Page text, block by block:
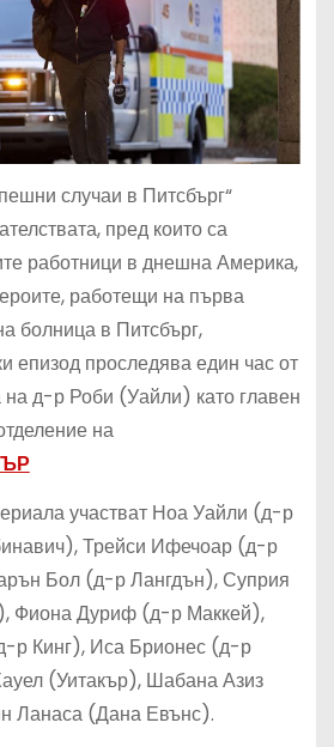
случаи в Питсбърг“
пред които са
работници в днешна Америка,
работещи на първа
болница в Питсбърг,
епизод проследява един час от
д-р Роби (Уайли) като главен
на
участват Ноа Уайли (д-р
Трейси Ифечоар (д-р
Бол (д-р Лангдън), Суприя
Фиона Дуриф (д-р Маккей),
р Кинг), Иса Брионес (д-р
(Уитакър), Шабана Азиз
Ланаса (Дана Евънс).